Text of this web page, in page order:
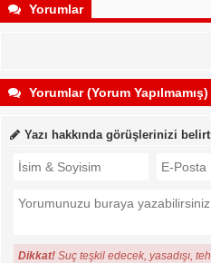
Yorumlar
Yorumlar (Yorum Yapılmamış)
Yazı hakkında görüşlerinizi
Dikkat! Suç teşkil edecek, yasadışı,